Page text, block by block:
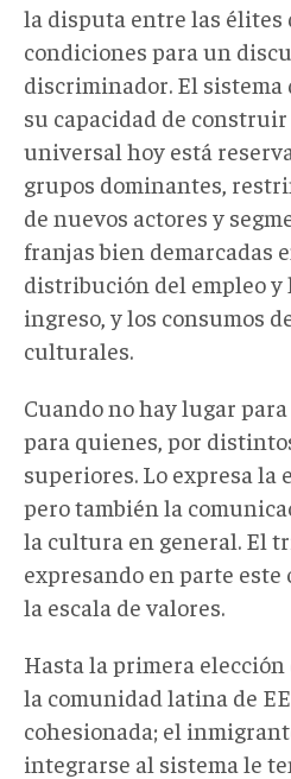
la disputa entre las élites
condiciones para un
discriminador. El sistema
su capacidad de
universal hoy está
grupos dominantes,
de nuevos actores y
franjas bien demarcadas
distribución del empleo y
ingreso, y los consumos
culturales.
Cuando no hay lugar
para quienes, por
superiores. Lo expresa la
pero también la
la cultura en general. El
expresando en parte
la escala de valores.
Hasta la primera elección
la comunidad latina de
cohesionada; el
integrarse al sistema le